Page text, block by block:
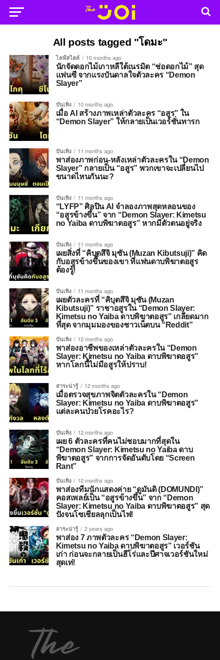
All posts tagged "โดมะ"
ไลฟ์สไตล์ 10 months ago
นักจัดดอกไม้เกาหลีใต้เนรมิต “ช่อดอกไม้” สุด
แฟนซี จากแรงบันดาลใจตัวละคร “Demon
Slayer”
บันเทิง 10 months ago
เมื่อ AI สร้างภาพเหล่าตัวละคร “อสูร” ใน
“Demon Slayer” ให้กลายเป็นเวอร์ชั่นทารก
บันเทิง 11 months ago
พาส่องภาพก่อน-หลังเหล่าตัวละครใน “Demon
Slayer” กลายเป็น “อสูร” พวกเขาจะเปลี่ยนไป
ขนาดไหนกันนะ?
บันเทิง 11 months ago
“LYFP” ศิลปิน AI จำลองภาพสุดหลอนของ
“อสูรข้างขึ้น” จาก “Demon Slayer: Kimetsu
no Yaiba ดาบพิฆาตอสูร” หากมีตัวตนอยู่จริง
บันเทิง 11 months ago
เผยสิ่งที่ “คิบุตสึจิ มุซัน (Muzan Kibutsuji)” คิด
กับอสูรข้างขึ้นของเขา ที่แฟนดาบพิฆาตอสูร
ต้องรู้!
บันเทิง 11 months ago
เผยตัวละครที่ “คิบุตสึจิ มุซัน (Muzan
Kibutsuji)” ราชาอสูรใน “Demon Slayer:
Kimetsu no Yaiba ดาบพิฆาตอสูร” เกลียดมาก
ที่สุด จากมุมมองของชาวเน็ตบน “Reddit”
บันเทิง 12 months ago
พาส่องอาชีพของเหล่าตัวละครใน “Demon
Slayer: Kimetsu no Yaiba ดาบพิฆาตอสูร”
หากโลกนี้ไม่มีอสูรให้ปราบ!
สาระน่ารู้ 12 months ago
เมื่อตรวจสุขภาพจิตตัวละครใน “Demon
Slayer: Kimetsu no Yaiba ดาบพิฆาตอสูร”
แต่ละคนป่วยโรคอะไร?
บันเทิง 12 months ago
เผย 6 ตัวละครที่คนไม่ชอบมากที่สุดใน
“Demon Slayer: Kimetsu no Yaiba ดาบ
พิฆาตอสูร” จากการจัดอันดับโดย “Screen
Rant”
บันเทิง 12 months ago
พาส่องทีมนักแสดงค่าย “ดูมันดิ (DOMUNDI)”
คอสเพลย์เป็น “อสูรข้างขึ้น” จาก “Demon
Slayer: Kimetsu no Yaiba ดาบพิฆาตอสูร” สุด
ปังจนโซเชียลลุกเป็นไฟ!
สาระน่ารู้ 2 years ago
พาส่อง 7 ภาพตัวละคร “Demon Slayer:
Kimetsu no Yaiba ดาบพิฆาตอสูร” เวอร์ชัน
เก่า ก่อนจะกลายเป็นฮีโร่และปีศาจเวอร์ชันใหม่
สุดเท่!